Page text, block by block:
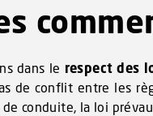
dans le respect des
de conflit entre les
conduite, la loi